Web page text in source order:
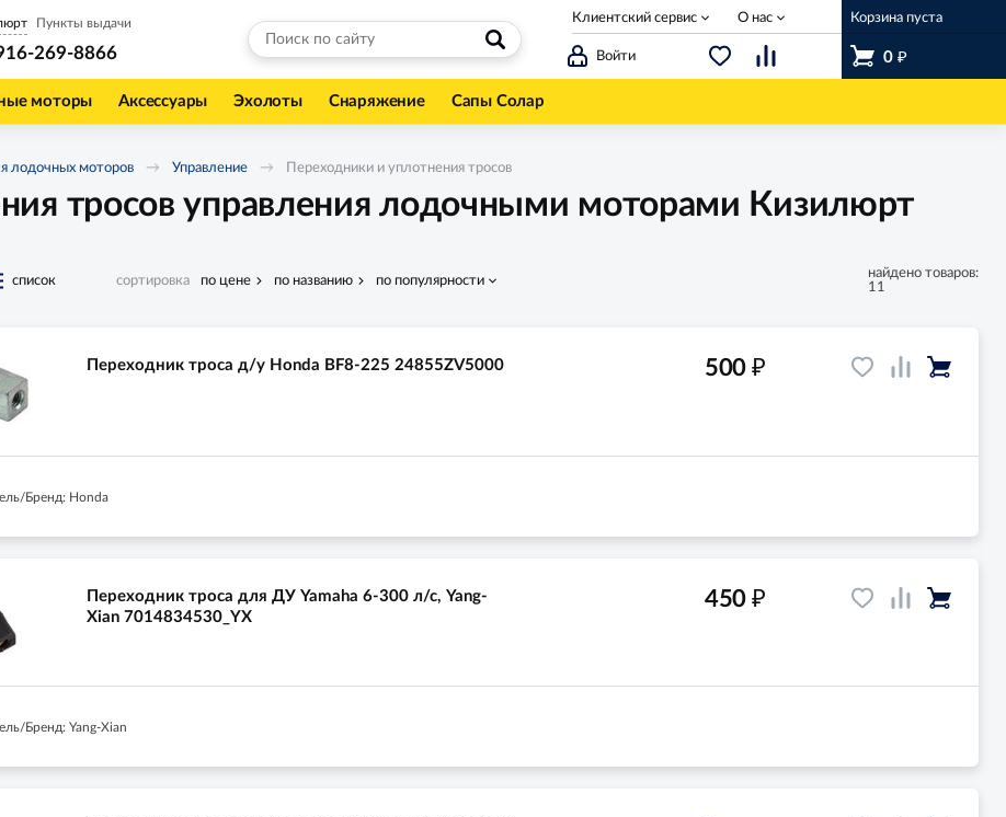
Войти
Корзина пуста
0 ₽
Пункты выдачи
269-8866
Клиентский сервис О нас
моторы Аксессуары Эхолоты Снаряжение Сапы Солар
лодочных моторов Управление Переходники и уплотнения тросов
тросов управления лодочными моторами Кизилюрт
список сортировка по цене по названию по популярности
найдено товаров:
11
Переходник троса д/у Honda BF8-225 24855ZV5000
Бренд: Honda
500 ₽
Переходник троса для ДУ Yamaha 6-300 л/с, Yang-
Xian 7014834530_YX
Бренд: Yang-Xian
450 ₽